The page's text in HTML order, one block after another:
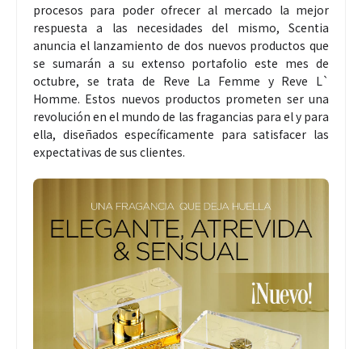
procesos para poder ofrecer al mercado la mejor
respuesta a las necesidades del mismo, Scentia
anuncia el lanzamiento de dos nuevos productos que
se sumarán a su extenso portafolio este mes de
octubre, se trata de Reve La Femme y Reve L`
Homme. Estos nuevos productos prometen ser una
revolución en el mundo de las fragancias para el y para
ella, diseñados específicamente para satisfacer las
expectativas de sus clientes.